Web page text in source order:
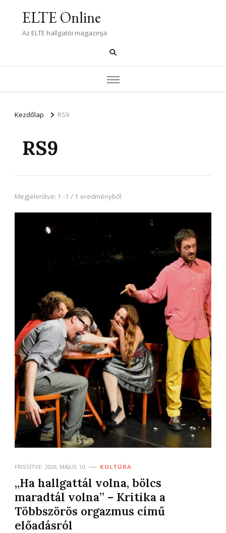
ELTE Online
Az ELTE hallgatói magazinja
Kezdőlap RS9
RS9
Megjelenítve: 1 -1 / 1 eredményből
FRISSÍTVE: 2026. MÁJUS 10. KULTÚRA
„Ha hallgattál volna, bölcs
maradtál volna” – Kritika a
Többszörös orgazmus című
előadásról